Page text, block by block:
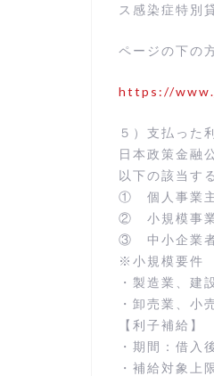
ス感染症特別
ページの下の
https://
５）支払った
日本政策金融
以下の該当す
① 個⼈事業主
② ⼩規模事業
③ 中⼩企業者
※⼩規模要件
・製造業、建
・卸売業、⼩
【利⼦補給】
・期間：借⼊
・補給対象上